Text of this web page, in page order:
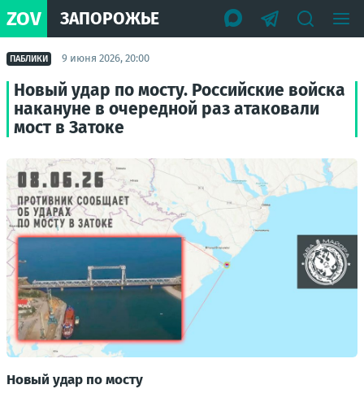
ZOV ЗАПОРОЖЬЕ
ПАБЛИКИ 9 июня 2026, 20:00
Новый удар по мосту. Российские войска
накануне в очередной раз атаковали
мост в Затоке
Новый удар по мосту